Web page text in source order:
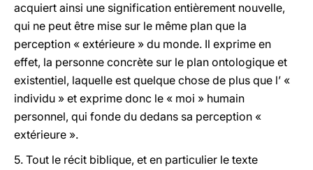
acquiert ainsi une signification entièrement nouvelle,
qui ne peut être mise sur le même plan que la
perception « extérieure » du monde. Il exprime en
effet, la personne concrète sur le plan ontologique et
existentiel, laquelle est quelque chose de plus que l’ «
individu » et exprime donc le « moi » humain
personnel, qui fonde du dedans sa perception «
extérieure ».
5. Tout le récit biblique, et en particulier le texte